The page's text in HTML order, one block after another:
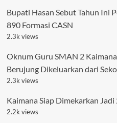
Bupati Hasan Sebut Tahun Ini
890 Formasi CASN
2.3k views
Oknum Guru SMAN 2
Berujung Dikeluarkan dari
2.3k views
Kaimana Siap Dimekarkan
2.2k views